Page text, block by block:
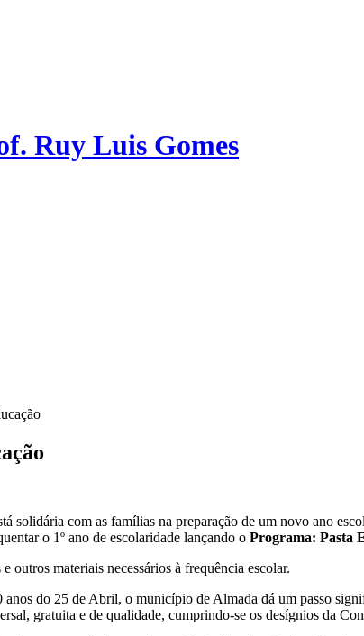
Ruy Luis Gomes
solidária com as famílias na preparação de um novo ano
o 1º ano de escolaridade lançando o Programa: Pasta
materiais necessários à frequência escolar.
anos do 25 de Abril, o município de Almada dá um passo
gratuita e de qualidade, cumprindo-se os desígnios da